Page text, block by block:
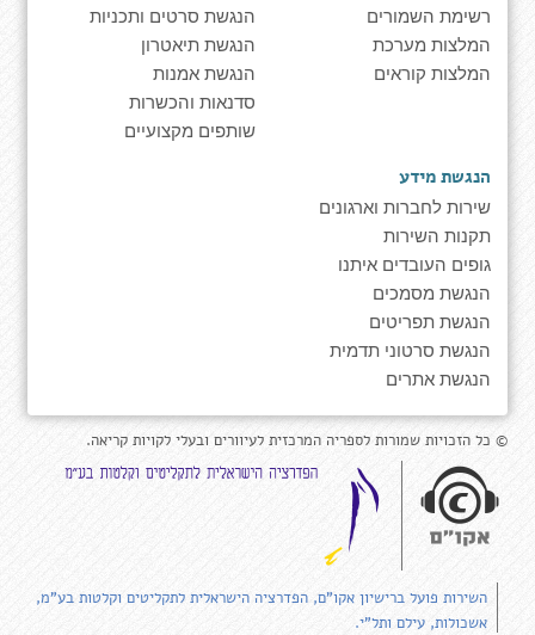
רשימת השמורים
המלצות מערכת
המלצות קוראים
הנגשת סרטים ותכניות
הנגשת תיאטרון
הנגשת אמנות
סדנאות והכשרות
שותפים מקצועיים
הנגשת מידע
שירות לחברות וארגונים
תקנות השירות
גופים העובדים איתנו
הנגשת מסמכים
הנגשת תפריטים
הנגשת סרטוני תדמית
הנגשת אתרים
© כל הזכויות שמורות לספריה המרכזית לעיוורים ובעלי לקויות קריאה.
השירות פועל ברישיון אקו"ם, הפדרציה הישראלית לתקליטים וקלטות בע"מ,
אשכולות, עילם ותל"י.